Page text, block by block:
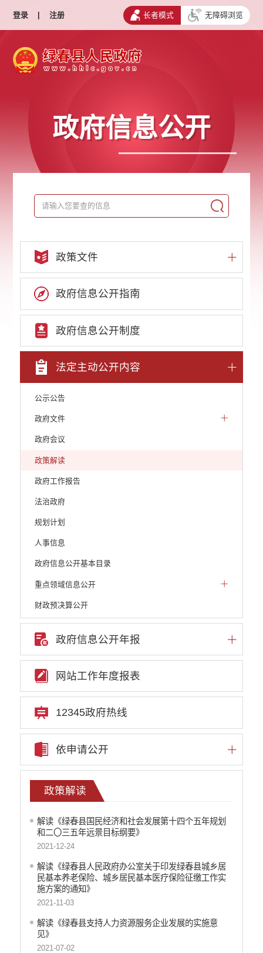
登录 | 注册 长者模式 无障碍浏览
政府信息公开
政策文件
政府信息公开指南
政府信息公开制度
法定主动公开内容
公示公告
政府文件
政府会议
政策解读
政府工作报告
法治政府
规划计划
人事信息
政府信息公开基本目录
重点领域信息公开
财政预决算公开
人大建议和政协提案
机构职能
权责清单
行政处罚和行政强制
行政事业性收费
政府集中采购
重大决策听证事项
重大决策预公开
财政资金直达基层
稳岗就业
乡村振兴
养老服务
政府信息公开年报
网站工作年度报表
12345政府热线
依申请公开
政策解读
解读《绿春县国民经济和社会发展第十四个五年规划
和二〇三五年远景目标纲要》
2021-12-24
解读《绿春县人民政府办公室关于印发绿春县城乡居
民基本养老保险、城乡居民基本医疗保险征缴工作实
施方案的通知》
2021-11-03
解读《绿春县支持人力资源服务企业发展的实施意
见》
2021-07-02